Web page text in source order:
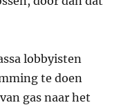
lobbyisten
te doen
gas naar het